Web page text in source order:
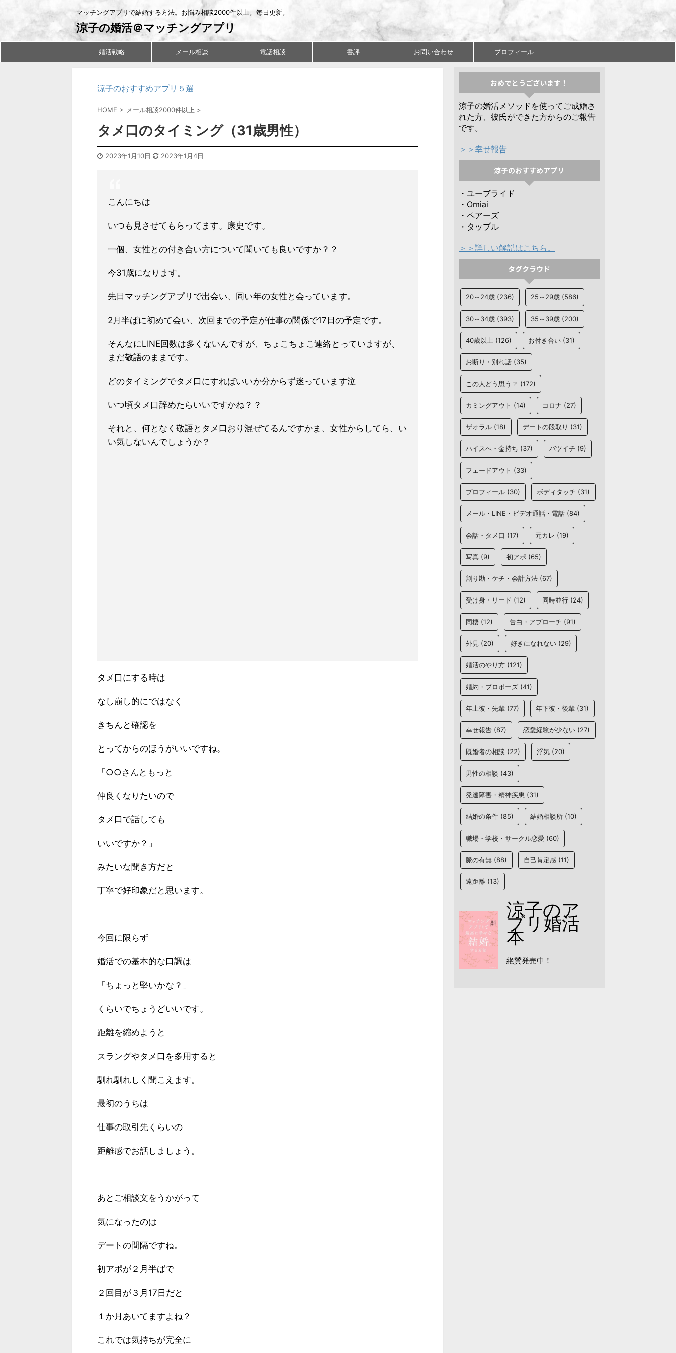
マッチングアプリで結婚する方法。お悩み相談2000件以上。毎日更新。
涼子の婚活＠マッチングアプリ
婚活戦略 メール相談 電話相談 書評 お問い合わせ プロフィール
涼子のおすすめアプリ５選
HOME > メール相談2000件以上 >
タメ口のタイミング（31歳男性）
2023年1月10日 2023年1月4日
こんにちは
いつも見させてもらってます。康史です。
一個、女性との付き合い方について聞いても良いですか？？
今31歳になります。
先日マッチングアプリで出会い、同い年の女性と会っています。
2月半ばに初めて会い、次回までの予定が仕事の関係で17日の予定です。
そんなにLINE回数は多くないんですが、ちょこちょこ連絡とっていますが、
まだ敬語のままです。
どのタイミングでタメ口にすればいいか分からず迷っています泣
いつ頃タメ口辞めたらいいですかね？？
それと、何となく敬語とタメ口おり混ぜてるんですかま、女性からしてら、い
い気しないんでしょうか？
タメ口にする時は
なし崩し的にではなく
きちんと確認を
とってからのほうがいいですね。
「○○さんともっと
仲良くなりたいので
タメ口で話しても
いいですか？」
みたいな聞き方だと
丁寧で好印象だと思います。
今回に限らず
婚活での基本的な口調は
「ちょっと堅いかな？」
くらいでちょうどいいです。
距離を縮めようと
スラングやタメ口を多用すると
馴れ馴れしく聞こえます。
最初のうちは
仕事の取引先くらいの
距離感でお話しましょう。
あとご相談文をうかがって
気になったのは
デートの間隔ですね。
初アポが２月半ばで
２回目が３月17日だと
１か月あいてますよね？
これでは気持ちが完全に
おめでとうございます！
涼子の婚活メソッドを使ってご成婚さ
れた方、彼氏ができた方からのご報告
です。
＞＞幸せ報告
涼子のおすすめアプリ
・ユーブライド
・Omiai
・ペアーズ
・タップル
＞＞詳しい解説はこちら。
タグクラウド
20～24歳 (236) 25～29歳 (586)
30～34歳 (393) 35～39歳 (200)
40歳以上 (126) お付き合い (31)
お断り・別れ話 (35)
この人どう思う？ (172)
カミングアウト (14) コロナ (27)
ザオラル (18) デートの段取り (31)
ハイスぺ・金持ち (37) バツイチ (9)
フェードアウト (33)
プロフィール (30) ボディタッチ (31)
メール・LINE・ビデオ通話・電話 (84)
会話・タメ口 (17) 元カレ (19)
写真 (9) 初アポ (65)
割り勘・ケチ・会計方法 (67)
受け身・リード (12) 同時並行 (24)
同棲 (12) 告白・アプローチ (91)
外見 (20) 好きになれない (29)
婚活のやり方 (121)
婚約・プロポーズ (41)
年上彼・先輩 (77) 年下彼・後輩 (31)
幸せ報告 (87) 恋愛経験が少ない (27)
既婚者の相談 (22) 浮気 (20)
男性の相談 (43)
発達障害・精神疾患 (31)
結婚の条件 (85) 結婚相談所 (10)
職場・学校・サークル恋愛 (60)
脈の有無 (88) 自己肯定感 (11)
遠距離 (13)
涼子のア
プリ婚活
本
絶賛発売中！